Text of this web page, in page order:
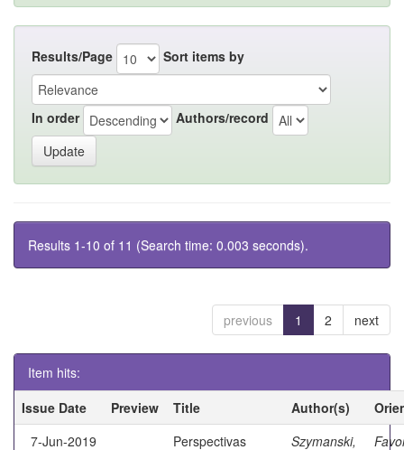
Results/Page Sort items by
In order Authors/record
Results 1-10 of 11 (Search time: 0.003 seconds).
previous 1 2 next
Item hits:
Issue Date
Preview Title Author(s)
7-Jun-2019
Perspectivas
Szymanski,